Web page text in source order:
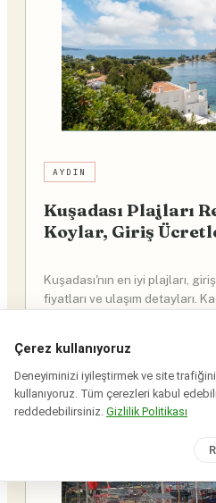
AYDIN
Kuşadası Plajları
Koylar, Giriş
Kuşadası'nın en iyi plajları,
fiyatları ve ulaşım detayları.
Ekin Yalgın
Çerez kullanıyoruz
Deneyiminizi iyileştirmek ve site
kullanıyoruz. Tüm çerezleri kabul
reddedebilirsiniz. Gizlilik Politikası